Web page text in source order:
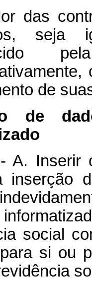
das
seja
de
de
A. Inserir
inserção
social
si ou